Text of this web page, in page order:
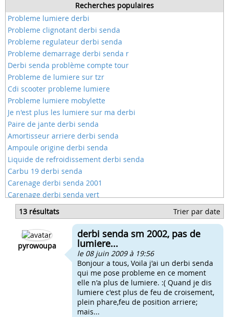
Recherches populaires
Probleme lumiere derbi
Probleme clignotant derbi senda
Probleme regulateur derbi senda
Probleme demarrage derbi senda r
Derbi senda problème compte tour
Probleme de lumiere sur tzr
Cdi scooter probleme lumiere
Probleme lumiere mobylette
Je n'est plus les lumiere sur ma derbi
Paire de jante derbi senda
Amortisseur arriere derbi senda
Ampoule origine derbi senda
Liquide de refroidissement derbi senda
Carbu 19 derbi senda
Carenage derbi senda 2001
Carenage derbi senda vert
Carenage derbi senda xtrem
Cable d'embrayage derbi senda
Derbi senda reglage carbu
Durite radiateur derbi senda
13 résultats Trier par date
pyrowoupa
derbi senda sm 2002, pas de
lumiere...
le 08 juin 2009 à 19:56
Bonjour a tous, Voila j'ai un derbi senda
qui me pose probleme en ce moment
elle n'a plus de lumiere. :( Quand je dis
lumiere c'est plus de feu de croisement,
plein phare,feu de position arriere;
mais...